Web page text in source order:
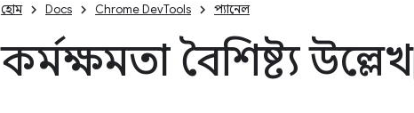
হোম Docs Chrome DevTools প্যানেল
কর্মক্ষমতা বৈশিষ্ট্য উল্লেখ